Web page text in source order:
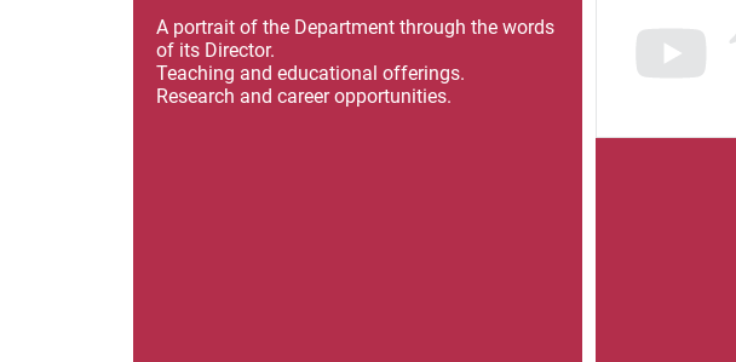
A portrait of the Department through the words
of its Director.
Teaching and educational offerings.
Research and career opportunities.